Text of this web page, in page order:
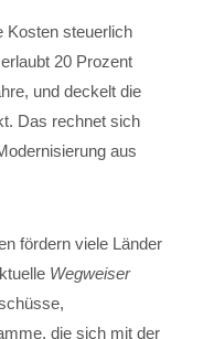
Kosten steuerlich
20 Prozent
und deckelt die
Das rechnet sich
aus
fördern viele Länder
Wegweiser
die sich mit der